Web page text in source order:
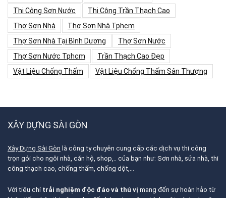
Thi Công Sơn Nước
Thi Công Trần Thạch Cao
Thợ Sơn Nhà
Thợ Sơn Nhà Tphcm
Thợ Sơn Nhà Tại Bình Dương
Thợ Sơn Nước
Thợ Sơn Nước Tphcm
Trần Thạch Cao Đẹp
Vật Liệu Chống Thấm
Vật Liệu Chống Thấm Sân Thượng
XÂY DỰNG SÀI GÒN
Xây Dựng Sài Gòn là công ty chuyên cung cấp các dịch vụ thi công
trọn gói cho ngôi nhà, căn hộ, shop,.. của bạn như: Sơn nhà, sửa nhà, thi
công thạch cao, chống thấm, chống dột,…
Với tiêu chí trải nghiệm độc đáo và thú vị mang đến sự hoàn hảo từ